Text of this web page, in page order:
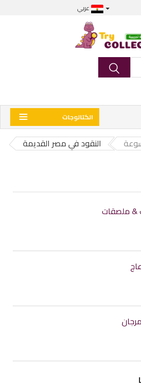
عربي
الكتالوجات
النقود في مصر القديمة
& ملصقات